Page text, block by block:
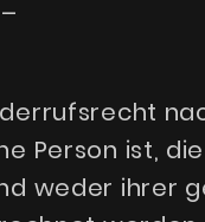
Person ist,
weder ihrer